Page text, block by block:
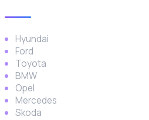
Hyundai
Ford
Toyota
BMW
Opel
Mercedes
Skoda